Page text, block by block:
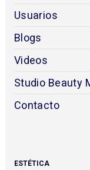
Usuarios
Blogs
Videos
Studio Beauty
Contacto
ESTÉTICA